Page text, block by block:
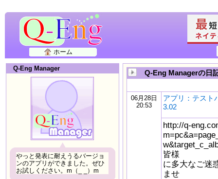
ホーム
Q-Eng Manager
やっと発表に耐えうるバージョ
ンのアプリができました。ぜひ
お試しください。m（_ _）m
Q-Eng Managerの日
06月28日
20:53
アプリ：テスト
3.02
http://q-
皆様
に多大なご迷
ませ